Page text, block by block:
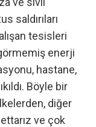
saldırıları
tesisleri
enerji
hastane,
Böyle bir
diğer
ve çok